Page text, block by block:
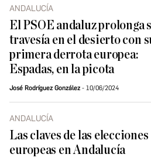
ANDALUCÍA
El PSOE andaluz prolonga
travesía en el desierto con
primera derrota europea:
Espadas, en la picota
José Rodríguez González 10/06/2024
ANDALUCÍA
Las claves de las elecciones
europeas en Andalucía